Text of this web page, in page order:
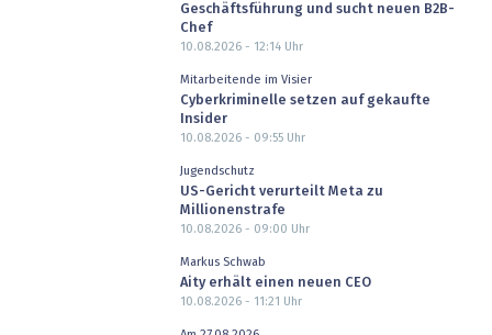
Geschäftsführung und sucht neuen B2B-
Chef
10.08.2026 - 12:14Uhr
Mitarbeitende im Visier
Cyberkriminelle setzen auf gekaufte
Insider
10.08.2026 - 09:55Uhr
Jugendschutz
US-Gericht verurteilt Meta zu
Millionenstrafe
10.08.2026 - 09:00 Uhr
Markus Schwab
Aity erhält einen neuen CEO
10.08.2026 - 11:21 Uhr